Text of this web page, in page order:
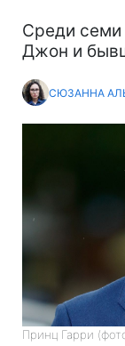
Среди семи
Джон и
СЮЗАННА
Принц Гарри